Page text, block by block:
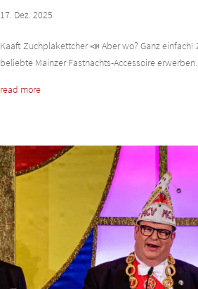
17. Dez. 2025
Kaaft Zuchplakettcher 📣 Aber wo? Ganz
beliebte Mainzer Fastnachts-Accessoire
read more